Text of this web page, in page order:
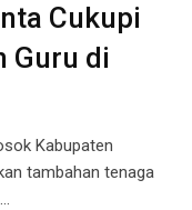
Cukupi
Guru di
Kabupaten
tambahan tenaga